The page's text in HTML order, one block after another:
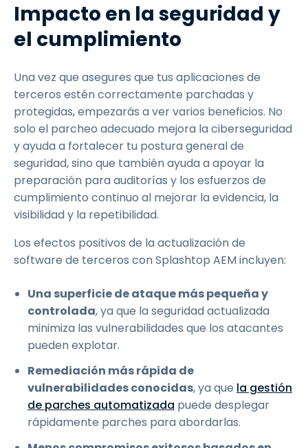
Impacto en la seguridad y
el cumplimiento
Una vez que asegures que tus aplicaciones de
terceros estén correctamente parchadas y
protegidas, empezarás a ver varios beneficios. No
solo el parcheo adecuado mejora la ciberseguridad
y ayuda a fortalecer tu postura general de
seguridad, sino que también ayuda a apoyar la
preparación para auditorías y los esfuerzos de
cumplimiento continuo al mejorar la evidencia, la
visibilidad y la repetibilidad.
Los efectos positivos de la actualización de
software de terceros con Splashtop AEM incluyen:
Una superficie de ataque más pequeña y
controlada, ya que la seguridad actualizada
minimiza las vulnerabilidades que los atacantes
pueden explotar.
Remediación más rápida de
vulnerabilidades conocidas, ya que la gestión
de parches automatizada puede desplegar
rápidamente parches para abordarlas.